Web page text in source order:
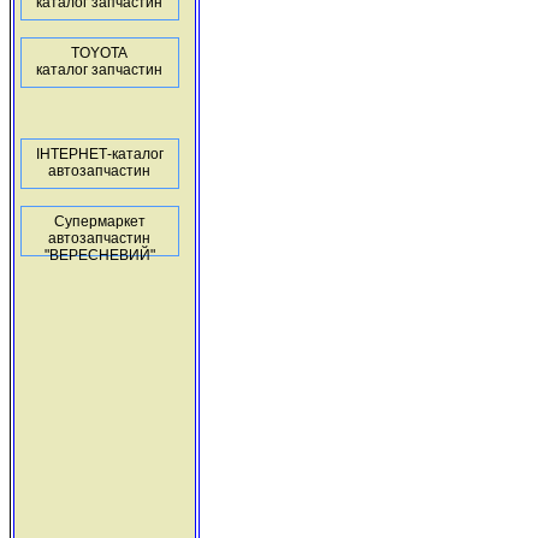
TOYOTA
каталог запчастин
ІНТЕРНЕТ-каталог
автозапчастин
Супермаркет
автозапчастин
"ВЕРЕСНЕВИЙ"